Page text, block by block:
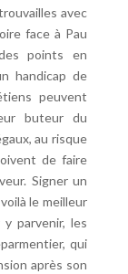
avec
face à Pau
points en
handicap de
peuvent
buteur du
au risque
de faire
Signer un
le meilleur
parvenir, les
qui
après son